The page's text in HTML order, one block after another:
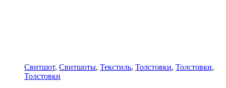
Свитшот, Свитшоты, Текстиль, Толстовки, Толстовки,
Толстовки